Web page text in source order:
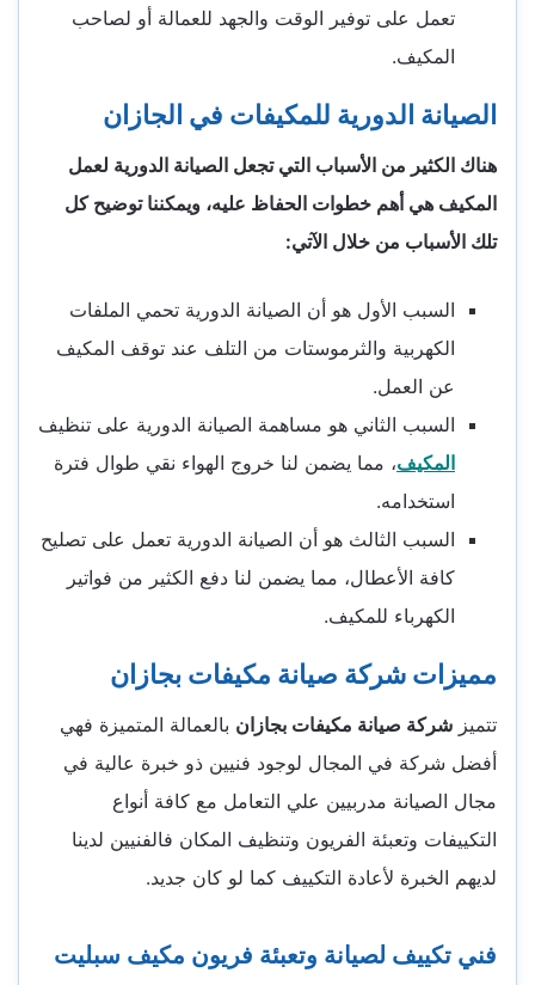
تعمل على توفير الوقت والجهد للعمالة أو لصاحب
المكيف.
الصيانة الدورية للمكيفات في الجازان
هناك الكثير من الأسباب التي تجعل الصيانة الدورية لعمل
المكيف هي أهم خطوات الحفاظ عليه، ويمكننا توضيح كل
تلك الأسباب من خلال الآتي:
السبب الأول هو أن الصيانة الدورية تحمي الملفات
الكهربية والثرموستات من التلف عند توقف المكيف
عن العمل.
السبب الثاني هو مساهمة الصيانة الدورية على تنظيف
المكيف، مما يضمن لنا خروج الهواء نقي طوال فترة
استخدامه.
السبب الثالث هو أن الصيانة الدورية تعمل على تصليح
كافة الأعطال، مما يضمن لنا دفع الكثير من فواتير
الكهرباء للمكيف.
مميزات شركة صيانة مكيفات بجازان
تتميز شركة صيانة مكيفات بجازان بالعمالة المتميزة فهي
أفضل شركة في المجال لوجود فنيين ذو خبرة عالية في
مجال الصيانة مدربيين علي التعامل مع كافة أنواع
التكييفات وتعبئة الفريون وتنظيف المكان فالفنيين لدينا
لديهم الخبرة لأعادة التكييف كما لو كان جديد.
فني تكييف لصيانة وتعبئة فريون مكيف سبليت